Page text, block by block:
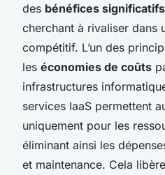
des bénéfices significatifs
cherchant à rivaliser dans
compétitif. L’un des
les économies de coûts
infrastructures
services IaaS permettent
uniquement pour les
éliminant ainsi les
et maintenance. Cela